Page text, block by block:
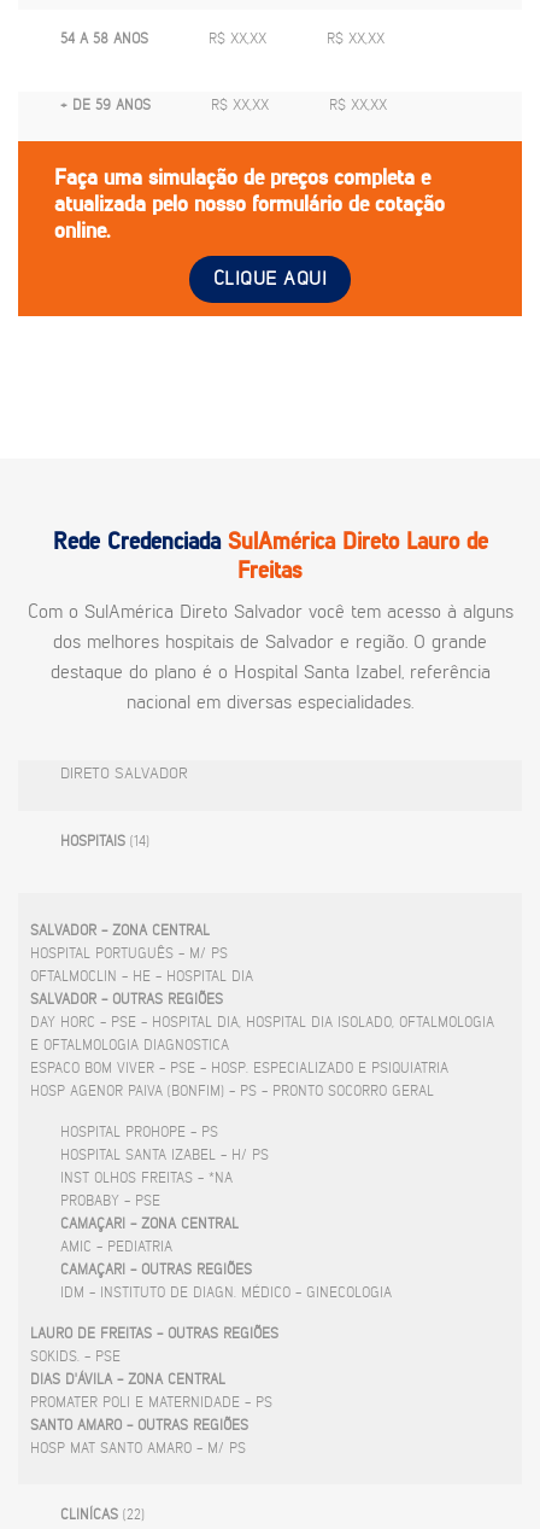
54 A 58 ANOS R$ XX,XX R$ XX,XX
+ DE 59 ANOS R$ XX,XX R$ XX,XX
Faça uma simulação de preços completa e
atualizada pelo nosso formulário de cotação
online.
CLIQUE AQUI
Rede Credenciada SulAmérica Direto Lauro de
Freitas
Com o SulAmérica Direto Salvador você tem acesso à alguns
dos melhores hospitais de Salvador e região. O grande
destaque do plano é o Hospital Santa Izabel, referência
nacional em diversas especialidades.
DIRETO SALVADOR
HOSPITAIS (14)
SALVADOR - ZONA CENTRAL
HOSPITAL PORTUGUÊS - M/ PS
OFTALMOCLIN - HE - HOSPITAL DIA
SALVADOR - OUTRAS REGIÕES
DAY HORC - PSE - HOSPITAL DIA, HOSPITAL DIA ISOLADO, OFTALMOLOGIA
E OFTALMOLOGIA DIAGNOSTICA
ESPACO BOM VIVER - PSE - HOSP. ESPECIALIZADO E PSIQUIATRIA
HOSP AGENOR PAIVA (BONFIM) - PS - PRONTO SOCORRO GERAL
HOSPITAL PROHOPE - PS
HOSPITAL SANTA IZABEL - H/ PS
INST OLHOS FREITAS - *NA
PROBABY - PSE
CAMAÇARI - ZONA CENTRAL
AMIC - PEDIATRIA
CAMAÇARI - OUTRAS REGIÕES
IDM - INSTITUTO DE DIAGN. MÉDICO - GINECOLOGIA
LAURO DE FREITAS - OUTRAS REGIÕES
SOKIDS. - PSE
DIAS D'ÁVILA - ZONA CENTRAL
PROMATER POLI E MATERNIDADE - PS
SANTO AMARO - OUTRAS REGIÕES
HOSP MAT SANTO AMARO - M/ PS
CLINÍCAS (22)